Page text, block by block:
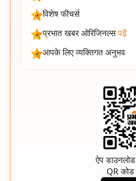
विशेष फीचर्स
प्रभात खबर ओरिजिनल्स पढ़ें
आपके लिए व्यक्तिगत अनुभव
ऐप
QR